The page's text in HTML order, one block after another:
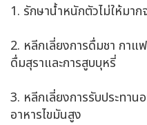
1. รักษาน้ำหนักตัวไม่ให้มาก
2. หลีกเลี่ยงการดื่มชา กา
ดื่มสุราและการสูบบุหรี่
3. หลีกเลี่ยงการรับประทาน
อาหารไขมันสูง